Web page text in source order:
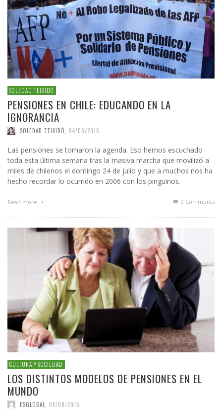
SOLEDAD TEIXIDÓ
PENSIONES EN CHILE: EDUCANDO EN LA
IGNORANCIA
SOLEDAD TEIXIDÓ 04/08/2016
Las pensiones se tomaron la agenda. Eso hemos escuchado
toda esta última semana tras la masiva marcha que movilizó a
miles de chilenos el domingo 24 de julio y que a muchos nos ha
hecho recordar lo ocurrido en 2006 con los pingüinos.
Read more 0 Comments
CULTURA Y SOCIEDAD
LOS DISTINTOS MODELOS DE PENSIONES EN EL
MUNDO
ESGLOBAL 05/08/2015